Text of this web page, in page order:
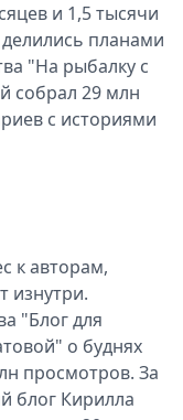
и 1,5 тысячи
планами
"На рыбалку с
собрал 29 млн
с историями
к авторам,
изнутри.
"Блог для
о буднях
просмотров. За
блог Кирилла